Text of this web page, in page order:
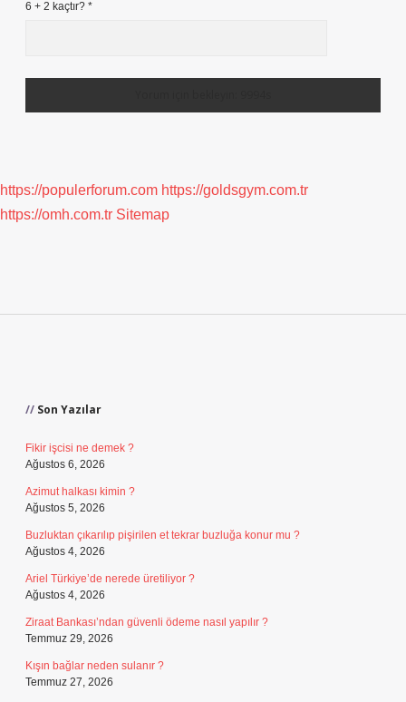
6 + 2 kaçtır? *
https://populerforum.com https://goldsgym.com.tr
https://omh.com.tr Sitemap
Son Yazılar
Fikir işcisi ne demek ?
Ağustos 6, 2026
Azimut halkası kimin ?
Ağustos 5, 2026
Buzluktan çıkarılıp pişirilen et tekrar buzluğa konur mu ?
Ağustos 4, 2026
Ariel Türkiye’de nerede üretiliyor ?
Ağustos 4, 2026
Ziraat Bankası’ndan güvenli ödeme nasıl yapılır ?
Temmuz 29, 2026
Kışın bağlar neden sulanır ?
Temmuz 27, 2026